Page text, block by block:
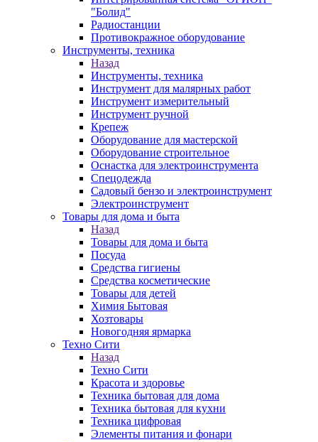
"Болид"
Радиостанции
Противокражное оборудование
Инструменты, техника
Назад
Инструменты, техника
Инструмент для малярных работ
Инструмент измерительный
Инструмент ручной
Крепеж
Оборудование для мастерской
Оборудование строительное
Оснастка для электроинструмента
Спецодежда
Садовый бензо и электроинструмент
Электроинструмент
Товары для дома и быта
Назад
Товары для дома и быта
Посуда
Средства гигиены
Средства косметические
Товары для детей
Химия Бытовая
Хозтовары
Новогодняя ярмарка
Техно Сити
Назад
Техно Сити
Красота и здоровье
Техника бытовая для дома
Техника бытовая для кухни
Техника цифровая
Элементы питания и фонари